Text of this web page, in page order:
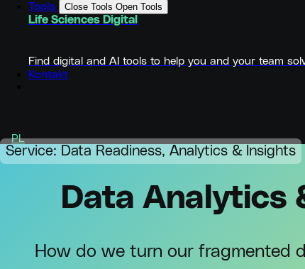
Tools
Close Tools Open Tools
Life Sciences Digital
Find digital and AI tools to help you and your team
Kontakt
PL
Service: Data Readiness, Analytics & Insights
Data Analytics
How do we turn our fragmented